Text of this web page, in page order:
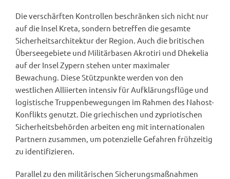
Die verschärften Kontrollen beschränken sich nicht nur
auf die Insel Kreta, sondern betreffen die gesamte
Sicherheitsarchitektur der Region. Auch die britischen
Überseegebiete und Militärbasen Akrotiri und Dhekelia
auf der Insel Zypern stehen unter maximaler
Bewachung. Diese Stützpunkte werden von den
westlichen Alliierten intensiv für Aufklärungsflüge und
logistische Truppenbewegungen im Rahmen des Nahost-
Konflikts genutzt. Die griechischen und zypriotischen
Sicherheitsbehörden arbeiten eng mit internationalen
Partnern zusammen, um potenzielle Gefahren frühzeitig
zu identifizieren.
Parallel zu den militärischen Sicherungsmaßnahmen